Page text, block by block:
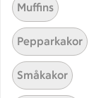
Muffins
Pepparkakor
Småkakor